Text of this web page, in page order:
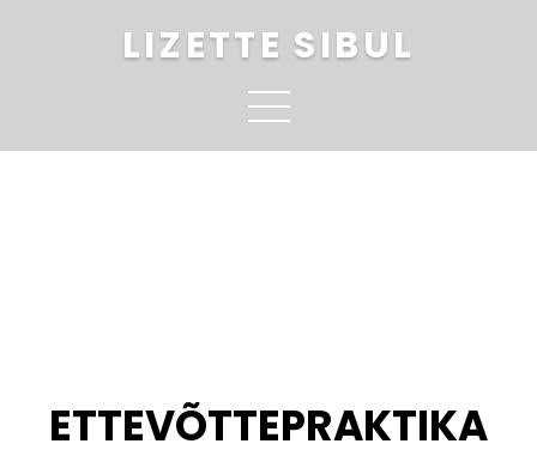
LIZETTE SIBUL
ETTEVÕTTEPRAKTIKA